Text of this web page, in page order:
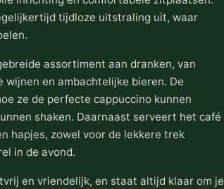
tijdloze uitstraling uit, waar
assortiment aan dranken, van
en ambachtelijke bieren. De
ze de perfecte cappuccino kunnen
shaken. Daarnaast serveert het café
hapjes, zowel voor de lekkere trek
in de avond.
en vriendelijk, en staat altijd klaar om je